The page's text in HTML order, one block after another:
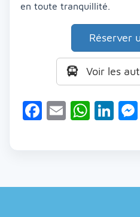
en toute tranquillité.
Réserver
Voir les
Facebook
Email